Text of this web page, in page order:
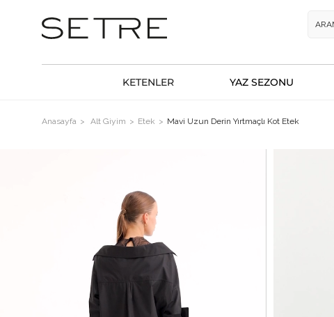
KETENLER YAZ SEZONU
Anasayfa Alt Giyim Etek Mavi Uzun Derin Yırtmaçlı Kot Etek